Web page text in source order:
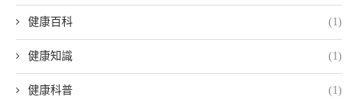
健康百科 (1)
健康知識 (1)
健康科普 (1)